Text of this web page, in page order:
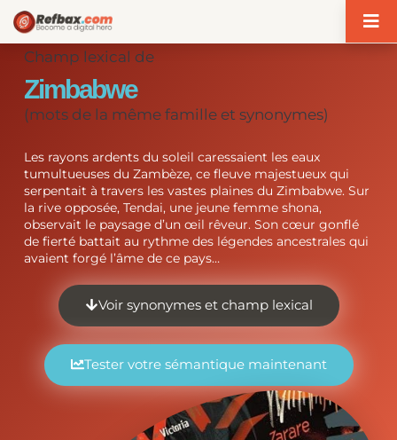
Champ lexical de
Zimbabwe
(mots de la même famille et synonymes)
Les rayons ardents du soleil caressaient les eaux
tumultueuses du Zambèze, ce fleuve majestueux qui
serpentait à travers les vastes plaines du Zimbabwe. Sur
la rive opposée, Tendai, une jeune femme shona,
observait le paysage d’un œil rêveur. Son cœur gonflé
de fierté battait au rythme des légendes ancestrales qui
avaient forgé l’âme de ce pays…
Voir synonymes et champ lexical
Tester votre sémantique maintenant
Panneau de gestion des cookies